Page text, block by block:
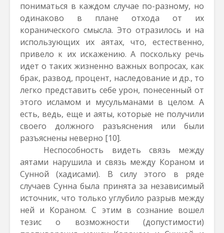
пониматься в каждом случае по-разному, но
одинаково в плане отхода от их
коранического смысла. Это отразилось и на
использующих их аятах, что, естественно,
привело к их искажению. А поскольку речь
идет о таких жизненно важных вопросах, как
брак, развод, процент, наследование и др., то
легко представить себе урон, понесенный от
этого исламом и мусульманами в целом. А
есть, ведь, еще и аяты, которые не получили
своего должного разъяснения или были
разъяснены неверно [10].
Неспособность видеть связь между
аятами нарушила и связь между Кораном и
Сунной (хадисами). В силу этого в ряде
случаев Сунна была принята за независимый
источник, что только углубило разрыв между
ней и Кораном. С этим в сознание вошел
тезис о возможности (допустимости)